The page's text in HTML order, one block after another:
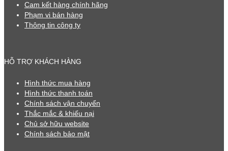
Cam kết hàng chính hãng
Phạm vi bán hàng
Thông tin công ty
HỖ TRỢ KHÁCH HÀNG
Hình thức mua hàng
Hình thức thanh toán
Chính sách vận chuyển
Thắc mắc & khiếu nại
Chủ sở hữu website
Chính sách bảo mật